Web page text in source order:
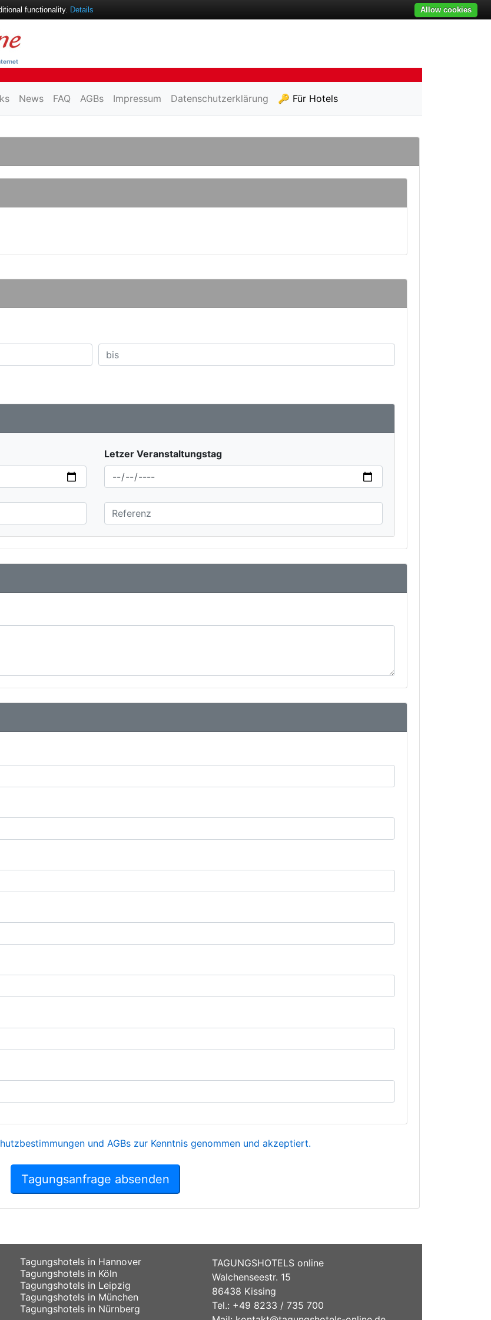
News FAQ AGBs Impressum Datenschutzerklärung 🔑 Für Hotels
Letzer Veranstaltungstag
und AGBs zur Kenntnis genommen und akzeptiert.
Tagungsanfrage absenden
Tagungshotels in Hannover
Tagungshotels in Köln
Tagungshotels in Leipzig
Tagungshotels in München
Tagungshotels in Nürnberg
TAGUNGSHOTELS online
Walchenseestr. 15
86438 Kissing
Tel.: +49 8233 / 735 700
functionality. Details Allow cookies